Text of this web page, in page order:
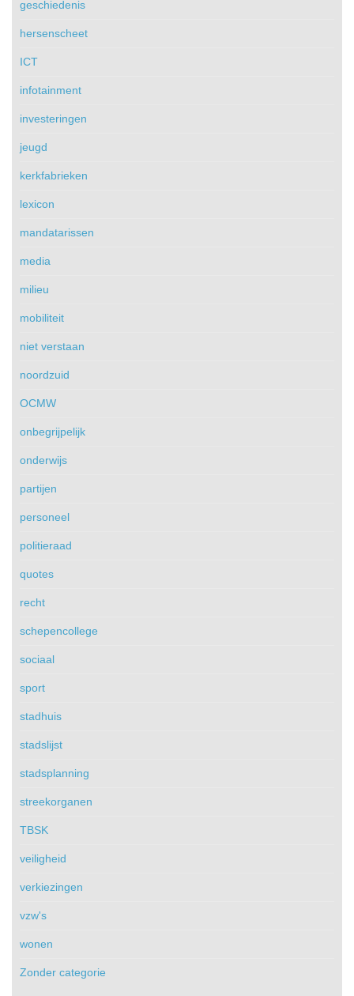
geschiedenis
hersenscheet
ICT
infotainment
investeringen
jeugd
kerkfabrieken
lexicon
mandatarissen
media
milieu
mobiliteit
niet verstaan
noordzuid
OCMW
onbegrijpelijk
onderwijs
partijen
personeel
politieraad
quotes
recht
schepencollege
sociaal
sport
stadhuis
stadslijst
stadsplanning
streekorganen
TBSK
veiligheid
verkiezingen
vzw's
wonen
Zonder categorie